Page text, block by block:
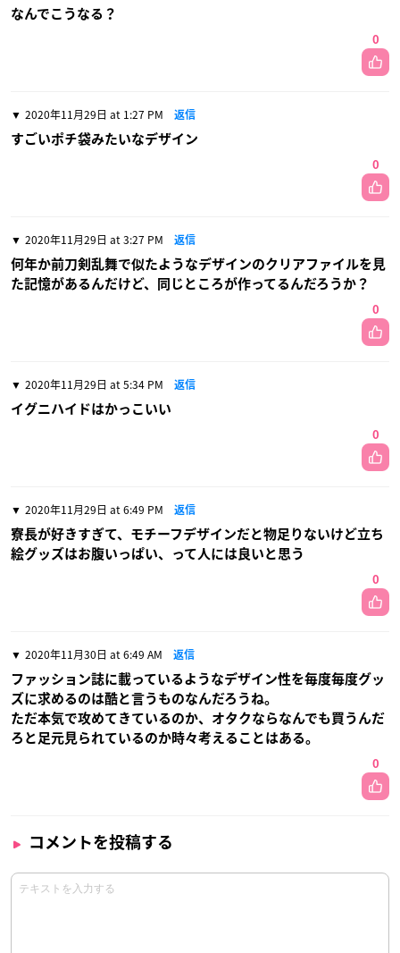
なんでこうなる？
0
2020年11月29日 at 1:27 PM 返信
すごいポチ袋みたいなデザイン
0
2020年11月29日 at 3:27 PM 返信
何年か前刀剣乱舞で似たようなデザインのクリアファイルを見
た記憶があるんだけど、同じところが作ってるんだろうか？
0
2020年11月29日 at 5:34 PM 返信
イグニハイドはかっこいい
0
2020年11月29日 at 6:49 PM 返信
寮長が好きすぎて、モチーフデザインだと物足りないけど立ち
絵グッズはお腹いっぱい、って人には良いと思う
0
2020年11月30日 at 6:49 AM 返信
ファッション誌に載っているようなデザイン性を毎度毎度グッ
ズに求めるのは酷と言うものなんだろうね。
ただ本気で攻めてきているのか、オタクならなんでも買うんだ
ろと足元見られているのか時々考えることはある。
0
コメントを投稿する